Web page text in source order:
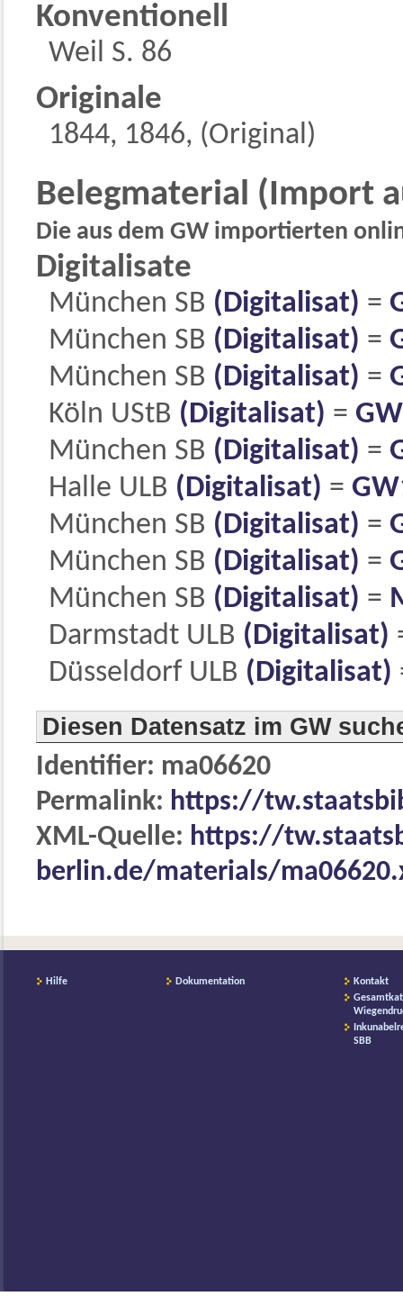
Konventionell
Weil S. 86
Originale
1844, 1846, (Original)
Belegmaterial (Import
Die aus dem GW importierten
Digitalisate
München SB (Digitalisat) =
München SB (Digitalisat) =
München SB (Digitalisat) =
Köln UStB (Digitalisat) =
München SB (Digitalisat) =
Halle ULB (Digitalisat) =
München SB (Digitalisat) =
München SB (Digitalisat) =
München SB (Digitalisat) =
Darmstadt ULB (Digitalisat)
Düsseldorf ULB (Digitalisat)
Diesen Datensatz im GW
Identifier: ma06620
Permalink: https://
XML-Quelle: https://
berlin.de/materials/
Hilfe Dokumentation
Kontakt
SBB